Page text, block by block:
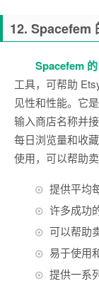
12. Spacefem
Spacefem 的
工具，可帮助
见性和性能。它
输入商店名称并
每日浏览量和收
使用，可以帮助
提供平均
许多成功
可以帮助
易于使用
提供一系